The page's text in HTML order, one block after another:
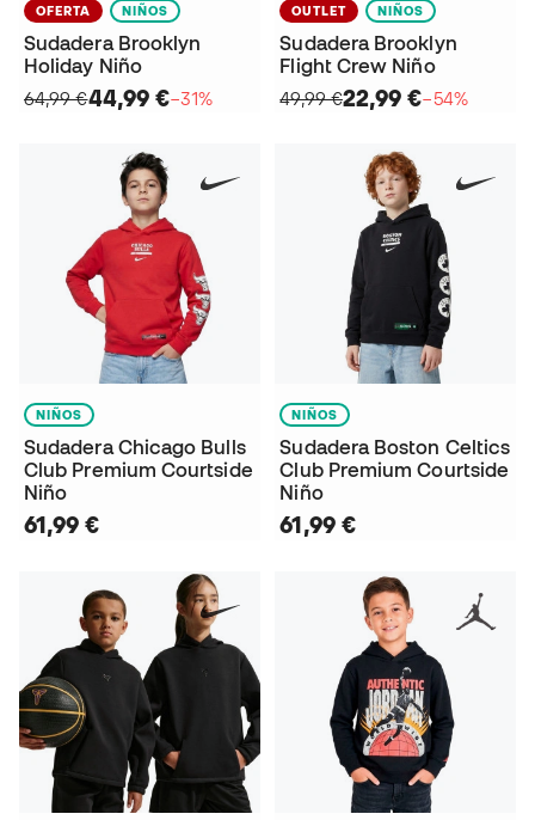
OFERTA NIÑOS
Sudadera Brooklyn
Holiday Niño
64,99 €44,99 €−31%
OUTLET NIÑOS
Sudadera Brooklyn
Flight Crew Niño
49,99 €22,99 €−54%
NIÑOS
Sudadera Chicago Bulls
Club Premium Courtside
Niño
61,99 €
NIÑOS
Sudadera Boston Celtics
Club Premium Courtside
Niño
61,99 €